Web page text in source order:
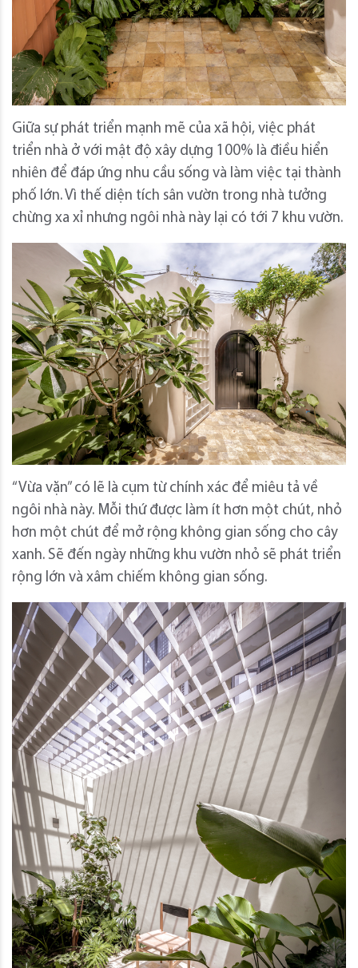
Giữa sự phát triển mạnh mẽ của xã hội, việc phát
triển nhà ở với mật độ xây dựng 100% là điều hiển
nhiên để đáp ứng nhu cầu sống và làm việc tại thành
phố lớn. Vì thế diện tích sân vườn trong nhà tưởng
chừng xa xỉ nhưng ngôi nhà này lại có tới 7 khu vườn.
“Vừa vặn” có lẽ là cụm từ chính xác để miêu tả về
ngôi nhà này. Mỗi thứ được làm ít hơn một chút, nhỏ
hơn một chút để mở rộng không gian sống cho cây
xanh. Sẽ đến ngày những khu vườn nhỏ sẽ phát triển
rộng lớn và xâm chiếm không gian sống.